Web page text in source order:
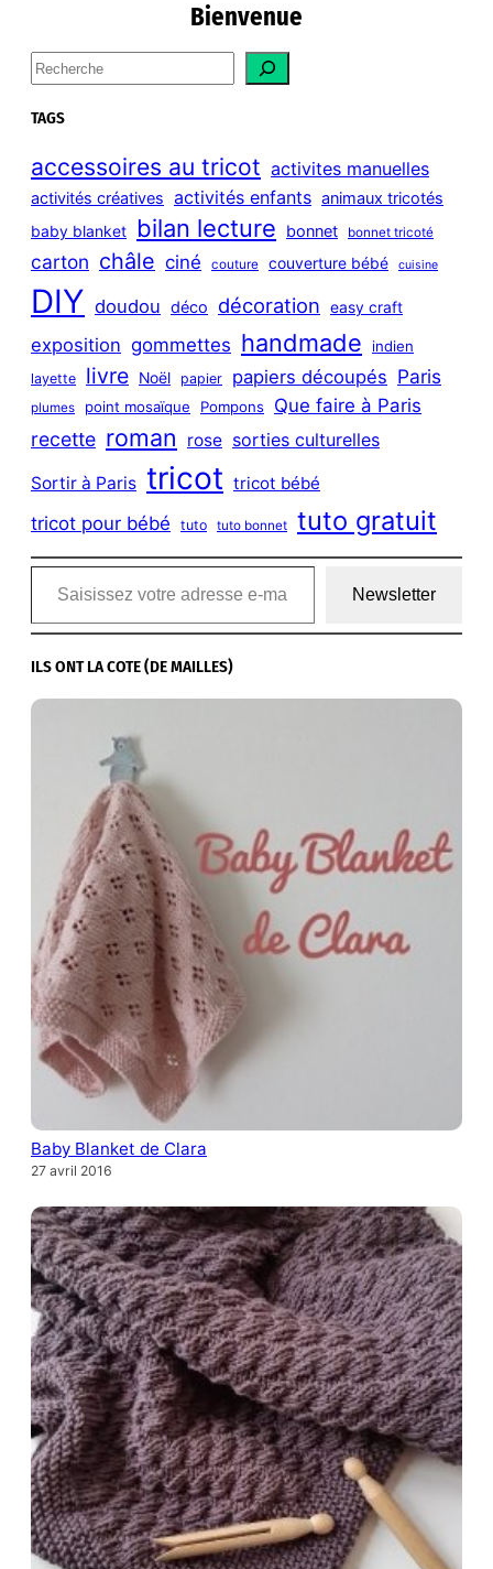
Bienvenue
S
e
a
c
h
TAGS
accessoires au tricot activites manuelles
activités créatives activités enfants animaux tricotés
baby blanket bilan lecture bonnet bonnet tricoté
carton châle ciné couture couverture bébé cuisine
DIY doudou déco décoration easy craft
exposition gommettes handmade indien
layette livre Noël papier papiers découpés Paris
plumes point mosaïque Pompons Que faire à Paris
recette roman rose sorties culturelles
Sortir à Paris tricot tricot bébé
tricot pour bébé tuto tuto bonnet tuto gratuit
Saisissez votre adresse e-mail…
Newsletter
ILS ONT LA COTE (DE MAILLES)
Baby Blanket de Clara
27 avril 2016